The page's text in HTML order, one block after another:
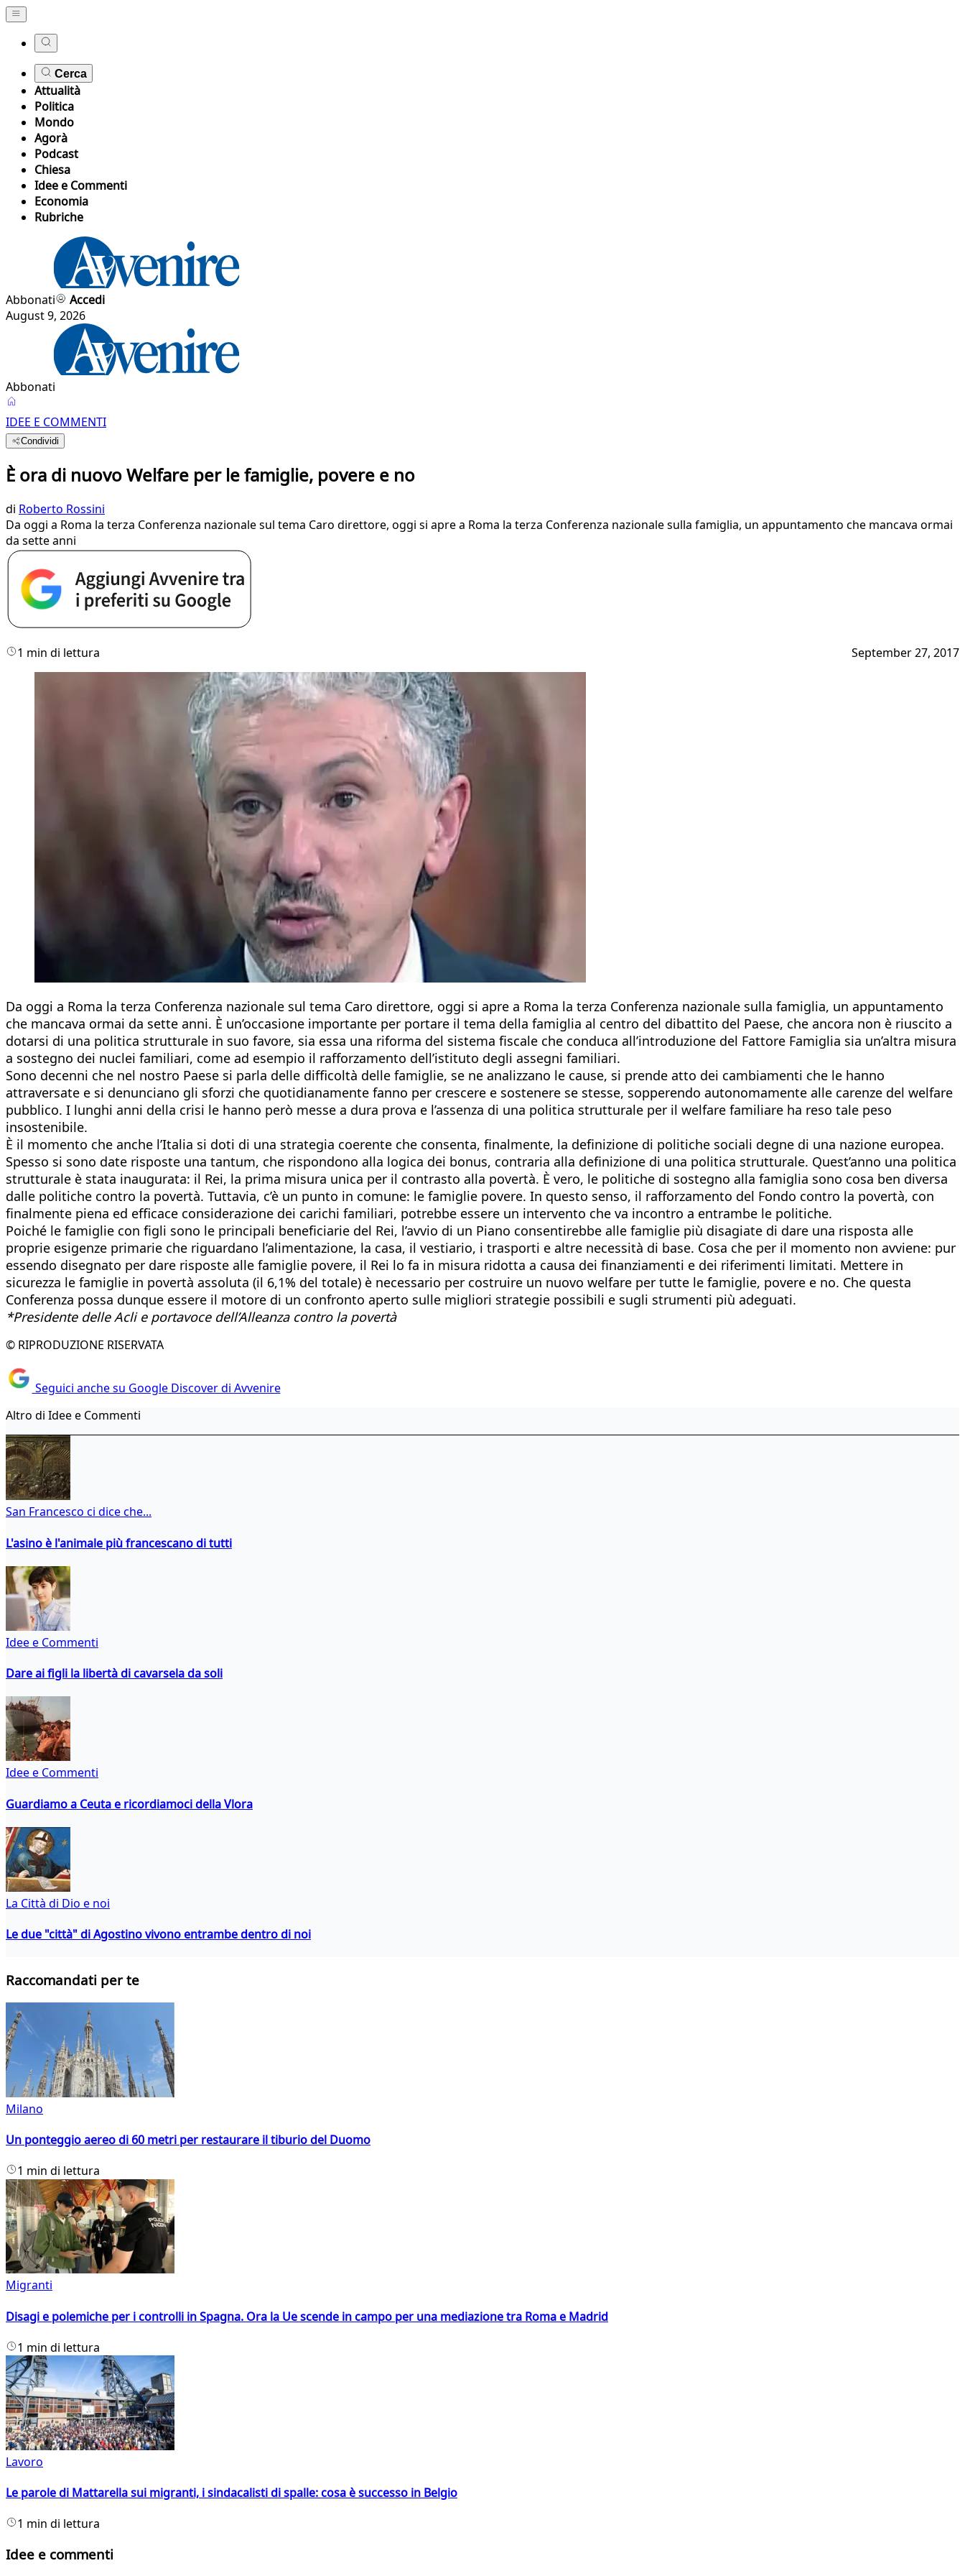
Cerca
Attualità
Politica
Mondo
Agorà
Podcast
Chiesa
Idee e Commenti
Economia
Rubriche
Abbonati
Accedi
August 9, 2026
Abbonati
IDEE E COMMENTI
Condividi
È ora di nuovo Welfare per le famiglie, povere e no
di Roberto Rossini
Da oggi a Roma la terza Conferenza nazionale sul tema Caro direttore, oggi si apre a Roma la terza Conferenza nazionale sulla famiglia, un appuntamento che mancava ormai
da sette anni
1 min di lettura September 27, 2017
Da oggi a Roma la terza Conferenza nazionale sul tema Caro direttore, oggi si apre a Roma la terza Conferenza nazionale sulla famiglia, un appuntamento
che mancava ormai da sette anni. È un’occasione importante per portare il tema della famiglia al centro del dibattito del Paese, che ancora non è riuscito a
dotarsi di una politica strutturale in suo favore, sia essa una riforma del sistema fiscale che conduca all’introduzione del Fattore Famiglia sia un’altra misura
a sostegno dei nuclei familiari, come ad esempio il rafforzamento dell’istituto degli assegni familiari.
Sono decenni che nel nostro Paese si parla delle difficoltà delle famiglie, se ne analizzano le cause, si prende atto dei cambiamenti che le hanno
attraversate e si denunciano gli sforzi che quotidianamente fanno per crescere e sostenere se stesse, sopperendo autonomamente alle carenze del welfare
pubblico. I lunghi anni della crisi le hanno però messe a dura prova e l’assenza di una politica strutturale per il welfare familiare ha reso tale peso
insostenibile.
È il momento che anche l’Italia si doti di una strategia coerente che consenta, finalmente, la definizione di politiche sociali degne di una nazione europea.
Spesso si sono date risposte una tantum, che rispondono alla logica dei bonus, contraria alla definizione di una politica strutturale. Quest’anno una politica
strutturale è stata inaugurata: il Rei, la prima misura unica per il contrasto alla povertà. È vero, le politiche di sostegno alla famiglia sono cosa ben diversa
dalle politiche contro la povertà. Tuttavia, c’è un punto in comune: le famiglie povere. In questo senso, il rafforzamento del Fondo contro la povertà, con
finalmente piena ed efficace considerazione dei carichi familiari, potrebbe essere un intervento che va incontro a entrambe le politiche.
Poiché le famiglie con figli sono le principali beneficiarie del Rei, l’avvio di un Piano consentirebbe alle famiglie più disagiate di dare una risposta alle
proprie esigenze primarie che riguardano l’alimentazione, la casa, il vestiario, i trasporti e altre necessità di base. Cosa che per il momento non avviene: pur
essendo disegnato per dare risposte alle famiglie povere, il Rei lo fa in misura ridotta a causa dei finanziamenti e dei riferimenti limitati. Mettere in
sicurezza le famiglie in povertà assoluta (il 6,1% del totale) è necessario per costruire un nuovo welfare per tutte le famiglie, povere e no. Che questa
Conferenza possa dunque essere il motore di un confronto aperto sulle migliori strategie possibili e sugli strumenti più adeguati.
*Presidente delle Acli e portavoce dell’Alleanza contro la povertà
© RIPRODUZIONE RISERVATA
Seguici anche su Google Discover di Avvenire
Altro di Idee e Commenti
San Francesco ci dice che...
L'asino è l'animale più francescano di tutti
Idee e Commenti
Dare ai figli la libertà di cavarsela da soli
Idee e Commenti
Guardiamo a Ceuta e ricordiamoci della Vlora
La Città di Dio e noi
Le due "città" di Agostino vivono entrambe dentro di noi
Raccomandati per te
Milano
Un ponteggio aereo di 60 metri per restaurare il tiburio del Duomo
1 min di lettura
Migranti
Disagi e polemiche per i controlli in Spagna. Ora la Ue scende in campo per una mediazione tra Roma e Madrid
1 min di lettura
Lavoro
Le parole di Mattarella sui migranti, i sindacalisti di spalle: cosa è successo in Belgio
1 min di lettura
Idee e commenti